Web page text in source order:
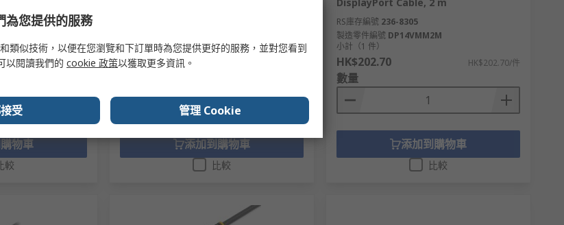
HK$122.00/件
物車
較
小計（1 件）
HK$30.50
添加到購物車
比較
RS庫存編號 236-8305
製造零件編號 DP14VMM2M
小計（1 件）
HK$202.70 HK$202.70/件
數量
添加到購物車
比較
您提供的服務
類似技術，以便在您瀏覽和下訂單時為您提供更好的服務，並對您看到
以閱讀我們的 cookie 政策以獲取更多資訊。
受 管理 Cookie